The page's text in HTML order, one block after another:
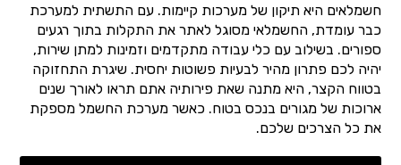
חשמלאים היא תיקון של מערכות קיימות. עם התשתית למערכת
כבר עומדת, החשמלאי מסוגל לאתר את התקלות בתוך רגעים
ספורים. בשילוב עם כלי עבודה מתקדמים וזמינות למתן שירות,
יהיה לכם פתרון מהיר לבעיות פשוטות יחסית. שיגרת התחזוקה
בטווח הקצר, היא מתנה שאת פירותיה אתם תראו לאורך שנים
ארוכות של מגורים בנכס בטוח. כאשר מערכת החשמל מספקת
את כל הצרכים שלכם.